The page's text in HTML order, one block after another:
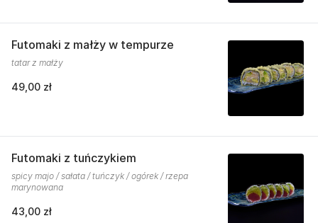
Futomaki z małży w tempurze
tatar z małży
49,00 zł
Futomaki z tuńczykiem
spicy majo / sałata / tuńczyk / ogórek / rzepa
marynowana
43,00 zł